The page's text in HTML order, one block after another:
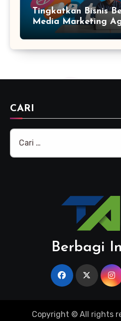
Tingkatkan Bisnis
Media Marketing
CARI
Cari
untuk:
Berbagi
Copyright © All rights